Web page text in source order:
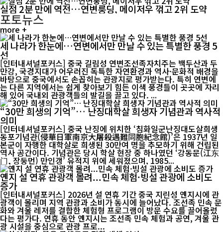
실점 2분 만에 역전…연변룽딩, 메이저우 꺾고 2위 도약
포토뉴스
more +
세 나라가 한눈에…연변에서만 만날 수 있는 특별한 풍경 5
선
[인터내셔널포커스] 중국 길림성 연변조선족자치주는 백두산과 두
만강, 국경지대가 어우러진 독특한 자연환경과 역사·문화적 배경을
바탕으로 중국에서도 손꼽히는 관광지로 평가받는다. 특히 연변에
는 다른 지역에서는 쉽게 찾아보기 힘든 이색 풍경들이 곳곳에 자리
해 있어 국내외 관광객들의 발길을 끌고 있다. ...
“30만 희생의 기억”… 난징대학살 희생자 기념관과 역사적
의미
[인터네셔널포커스] 중국 난징에 위치한 ‘침화일군난징대도살희생
동포기념관(侵華日軍南京大屠殺遇難同胞紀念館)’은 1937년 일
본군이 자행한 대학살로 희생된 30만여 명을 추모하기 위해 건립된
역사 공간이다. 기념관은 당시 학살 현장 중 하나였던 ‘강동문(江东
门, 장둥먼) 만인갱’ 유적지 위에 세워졌으며, 1985...
옌지 설 연휴 관광객 몰려...민속 체험·빙설 관광에 소비도
증가
[인터내셔널포커스] 2026년 설 연휴 기간 중국 지린성 옌지시에 관
광객이 몰리며 지역 관광과 소비가 동시에 늘어났다. 조선족 민속 문
화와 겨울 레저를 결합한 체험형 프로그램이 방문 수요를 끌어올렸
다는 평가다. 연휴 동안 옌지시는 조선족 민속 체험과 공연, 겨울 관
광 시설을 중심으로 관광 프로...